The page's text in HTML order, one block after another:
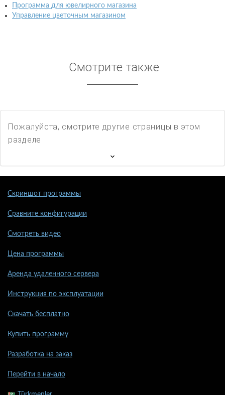
Программа для ювелирного магазина
Управление цветочным магазином
Смотрите также
Пожалуйста, смотрите другие страницы в этом
разделе
Скриншот программы
Сравните конфигурации
Смотреть видео
Цена программы
Аренда удаленного сервера
Инструкция по эксплуатации
Скачать бесплатно
Купить программу
Разработка на заказ
Перейти в начало